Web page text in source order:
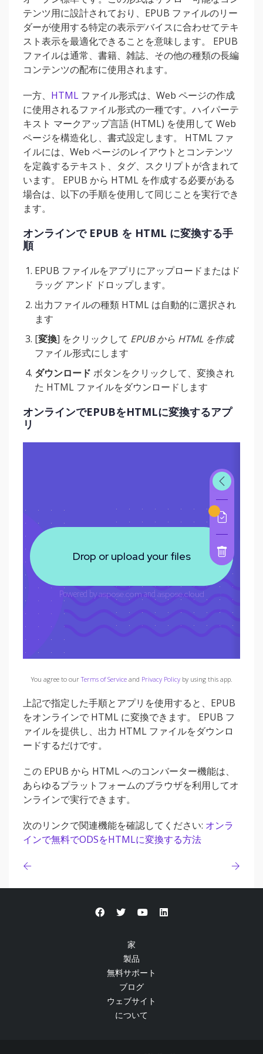
テンツ用に設計されており、EPUB ファイルのリー
ダーが使用する特定の表示デバイスに合わせてテキ
スト表示を最適化できることを意味します。 EPUB
ファイルは通常、書籍、雑誌、その他の種類の長編
コンテンツの配布に使用されます。
一方、 HTML ファイル形式は、Web ページの作成
に使用されるファイル形式の一種です。ハイパーテ
キスト マークアップ言語 (HTML) を使用して Web
ページを構造化し、書式設定します。 HTML ファ
イルには、Web ページのレイアウトとコンテンツ
を定義するテキスト、タグ、スクリプトが含まれて
います。 EPUB から HTML を作成する必要がある
場合は、以下の手順を使用して同じことを実行でき
ます。
オンラインで EPUB を HTML に変換する手
順
EPUB ファイルをアプリにアップロードまたはド
ラッグ アンド ドロップします。
出力ファイルの種類 HTML は自動的に選択され
ます
[変換] をクリックして EPUB から HTML を作成
ファイル形式にします
ダウンロード ボタンをクリックして、変換され
た HTML ファイルをダウンロードします
オンラインでEPUBをHTMLに変換するアプ
リ
You agree to ourTerms of Serviceand Privacy Policyby using this app.
上記で指定した手順とアプリを使用すると、EPUB
をオンラインで HTML に変換できます。 EPUB フ
ァイルを提供し、出力 HTML ファイルをダウンロ
ードするだけです。
この EPUB から HTML へのコンバーター機能は、
あらゆるプラットフォームのブラウザを利用してオ
ンラインで実行できます。
次のリンクで関連機能を確認してください: オンラ
インで無料でODSをHTMLに変換する方法
家
製品
無料サポート
ブログ
ウェブサイト
について